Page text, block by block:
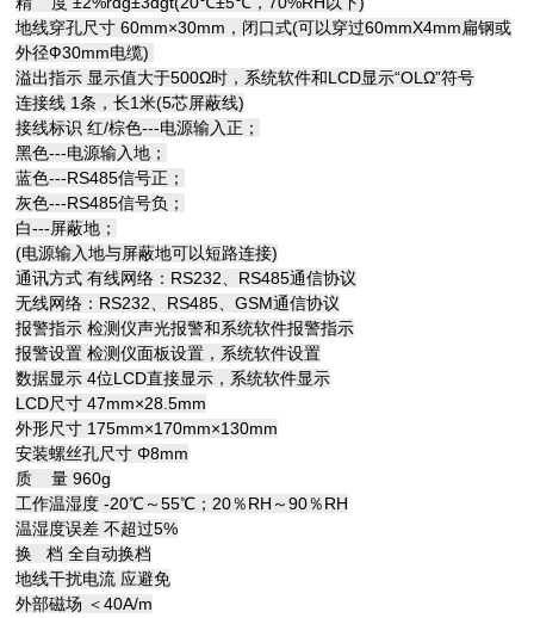
地线穿孔尺寸 60mm×30mm，闭口式(可以穿过60mmX4mm扁钢或
外径Ф30mm电缆)
溢出指示 显示值大于500Ω时，系统软件和LCD显示“OLΩ”符号
连接线 1条，长1米(5芯屏蔽线)
接线标识 红/棕色---电源输入正；
黑色---电源输入地；
蓝色---RS485信号正；
灰色---RS485信号负；
白---屏蔽地；
(电源输入地与屏蔽地可以短路连接)
通讯方式 有线网络：RS232、RS485通信协议
无线网络：RS232、RS485、GSM通信协议
报警指示 检测仪声光报警和系统软件报警指示
报警设置 检测仪面板设置，系统软件设置
数据显示 4位LCD直接显示，系统软件显示
LCD尺寸 47mm×28.5mm
外形尺寸 175mm×170mm×130mm
安装螺丝孔尺寸 Φ8mm
质 量 960g
工作温湿度 -20℃～55℃；20％RH～90％RH
温湿度误差 不超过5%
换 档 全自动换档
地线干扰电流 应避免
外部磁场 ＜40A/m